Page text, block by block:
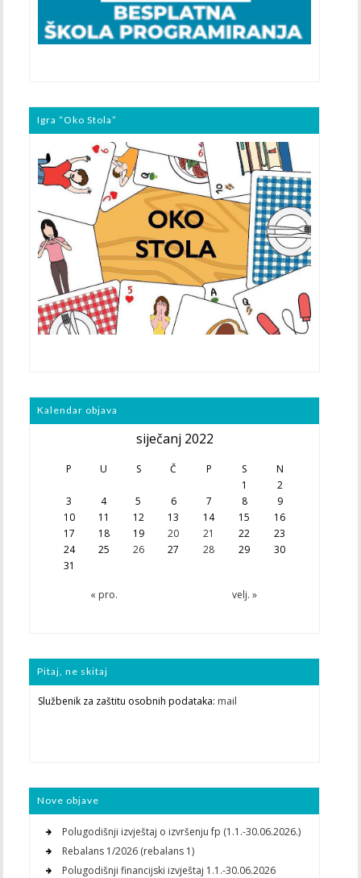
Igra “Oko Stola”
Kalendar objava
siječanj 2022
P U S Č P S N
« pro. velj. »
1
2
3
4 5 6 7 8
9
10
11 12 13 14 15
16
17
18 19 20 21 22
23
24
25 26 27 28 29
30
31
Pitaj, ne skitaj
Službenik za zaštitu osobnih podataka: mail
Nove objave
Polugodišnji izvještaj o izvršenju fp (1.1.-30.06.2026.)
Rebalans 1/2026 (rebalans 1)
Polugodišnji financijski izvještaj 1.1.-30.06.2026